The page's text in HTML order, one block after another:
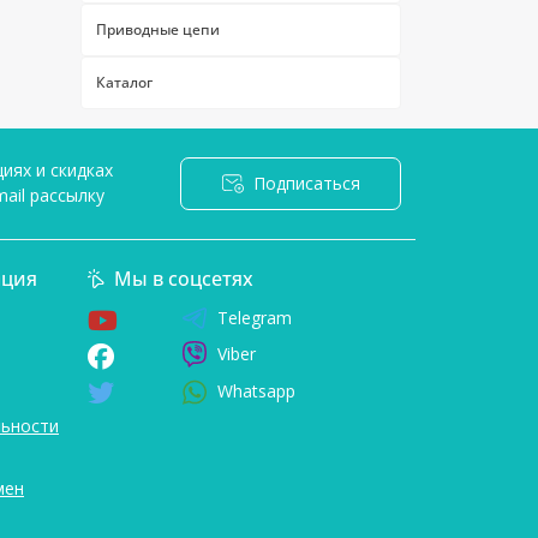
Electrolux
Gorenje
Siemens
Whirlpool
Приводные цепи
Каталог
и скидках
рассылку
Подписаться
Мы в соцсетях
Telegram
Viber
Whatsapp